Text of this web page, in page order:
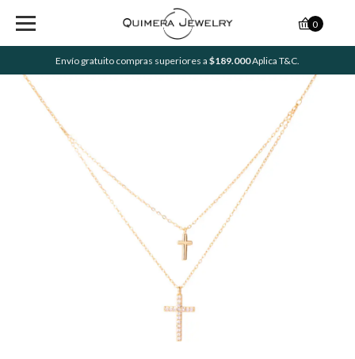
Envío gratuito compras superiores a $189.000Aplica T&C.
0